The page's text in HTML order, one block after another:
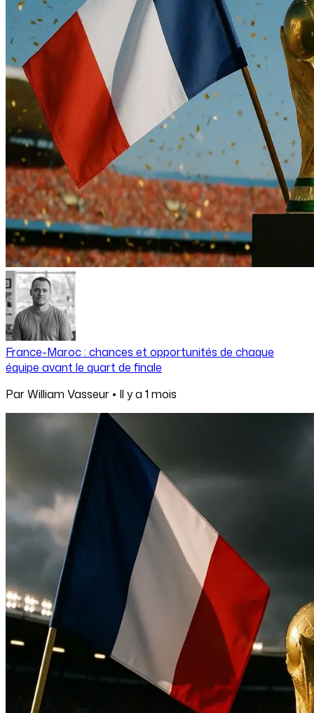
France-Maroc : chances et opportunités de chaque
équipe avant le quart de finale
ParWilliam Vasseur • Il y a 1 mois